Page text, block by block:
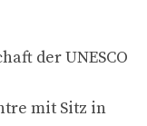
der UNESCO
mit Sitz in